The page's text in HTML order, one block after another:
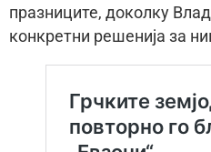
празниците, доколку
конкретни решенија за